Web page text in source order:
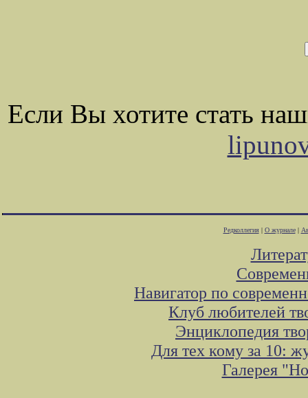
Если Вы хотите стать
Редколлегия| О журнале|
Навигатор по
Клуб любителей
Энциклопедия
Для тех кому за 10:
Галерея